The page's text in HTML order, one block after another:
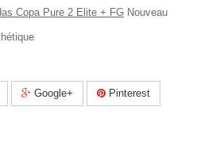
Copa Pure 2 Elite + FG Nouveau
Google+ Pinterest